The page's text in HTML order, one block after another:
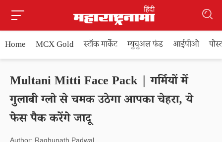
Home MCX Gold स्टॉक मार्केट म्युचुअल फंड आईपीओ
Multani Mitti Face Pack | गर्मियों में
गुलाबी ग्लो से चमक उठेगा आपका चेहरा, ये
फेस पैक करेंगे जादू
Author: Raghunath Padwal